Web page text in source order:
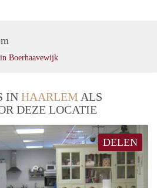
Boerhaavewijk
IN HAARLEM ALS
DEZE LOCATIE
DELEN